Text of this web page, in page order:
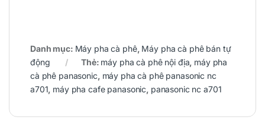
Danh mục: Máy pha cà phê, Máy pha cà phê bán tự
động
Thẻ: máy pha cà phê nội địa, máy pha
cà phê panasonic, máy pha cà phê panasonic nc
a701, máy pha cafe panasonic, panasonic nc a701